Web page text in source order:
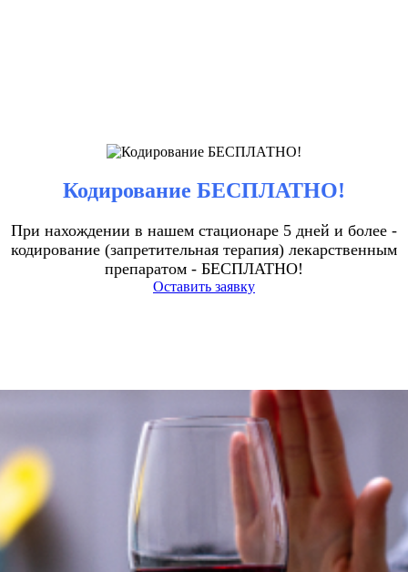
Кодирование БЕСПЛАТНО!
При нахождении в нашем стационаре 5 дней и более -
кодирование (запретительная терапия) лекарственным
препаратом - БЕСПЛАТНО!
Оставить заявку